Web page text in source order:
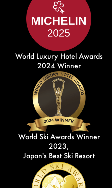
World Luxury Hotel Awards
2024 Winner
World Ski Awards Winner
2023,
Japan's Best Ski Resort